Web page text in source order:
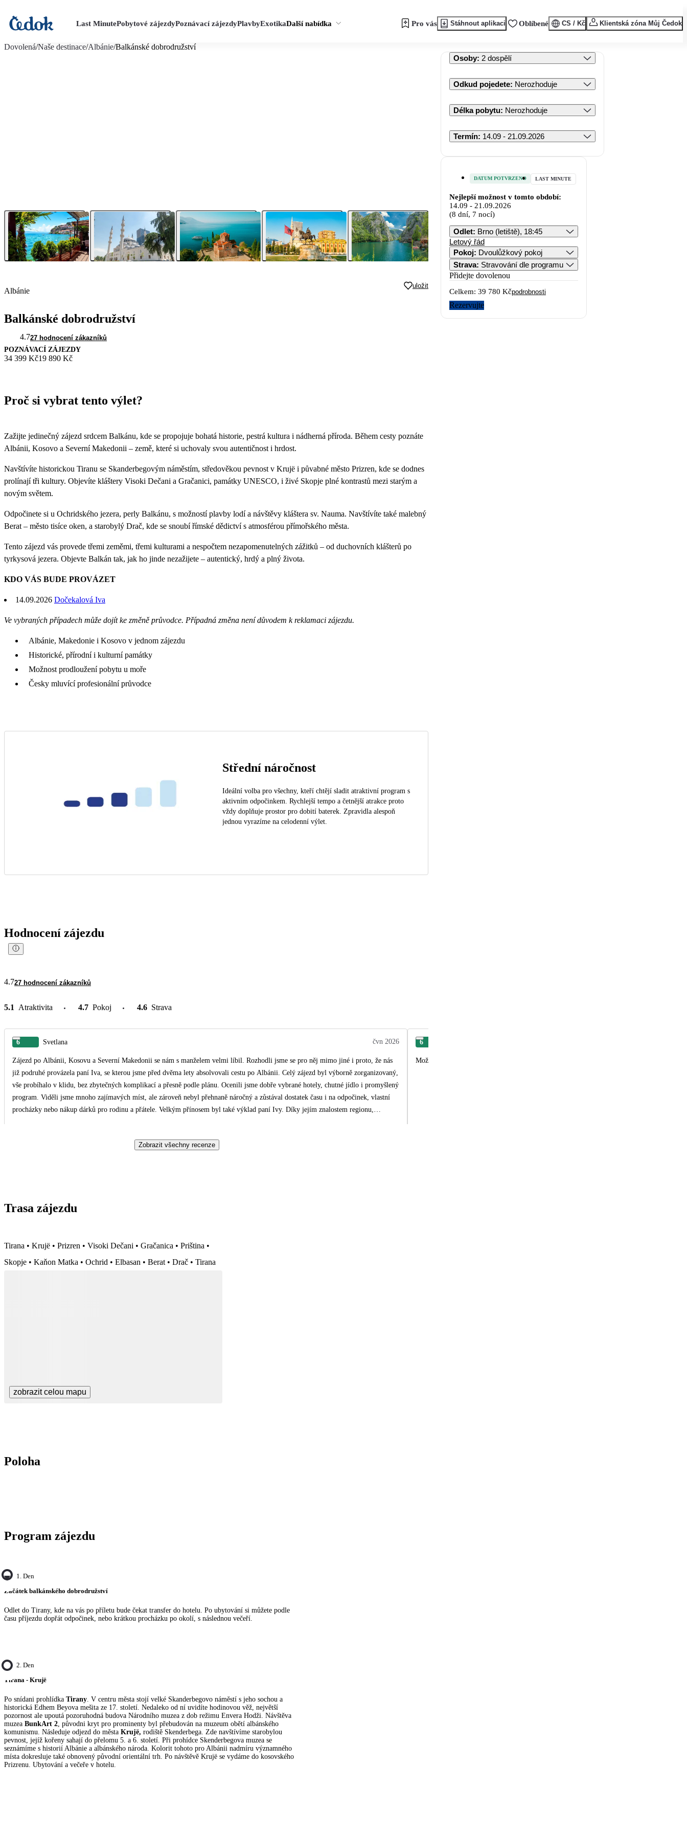
Last MinutePobytové zájezdyPoznávací zájezdyPlavbyExotikaDalší nabídka Pro vás Stáhnout aplikaci Oblíbené CS / Kč Klientská zóna Můj Čedok
Dovolená/Naše destinace/Albánie/Balkánské dobrodružství
Albánie
uložit
Balkánské dobrodružství
4.727 hodnocení zákazníků
POZNÁVACÍ ZÁJEZDY
34 399 Kč19 890 Kč
Proč si vybrat tento výlet?
Zažijte jedinečný zájezd srdcem Balkánu, kde se propojuje bohatá historie, pestrá kultura i nádherná příroda. Během cesty poznáte
Albánii, Kosovo a Severní Makedonii – země, které si uchovaly svou autentičnost i hrdost.
Navštívíte historickou Tiranu se Skanderbegovým náměstím, středověkou pevnost v Krujë i půvabné město Prizren, kde se dodnes
prolínají tři kultury. Objevíte kláštery Visoki Dečani a Gračanici, památky UNESCO, i živé Skopje plné kontrastů mezi starým a
novým světem.
Odpočinete si u Ochridského jezera, perly Balkánu, s možností plavby lodí a návštěvy kláštera sv. Nauma. Navštívíte také malebný
Berat – město tisíce oken, a starobylý Drač, kde se snoubí římské dědictví s atmosférou přímořského města.
Tento zájezd vás provede třemi zeměmi, třemi kulturami a nespočtem nezapomenutelných zážitků – od duchovních klášterů po
tyrkysová jezera. Objevte Balkán tak, jak ho jinde nezažijete – autentický, hrdý a plný života.
KDO VÁS BUDE PROVÁZET
14.09.2026 Dočekalová Iva
Ve vybraných případech může dojít ke změně průvodce. Případná změna není důvodem k reklamaci zájezdu.
Albánie, Makedonie i Kosovo v jednom zájezdu
Historické, přírodní i kulturní památky
Možnost prodloužení pobytu u moře
Česky mluvící profesionální průvodce
Střední náročnost
Ideální volba pro všechny, kteří chtějí sladit atraktivní program s
aktivním odpočinkem. Rychlejší tempo a četnější atrakce proto
vždy doplňuje prostor pro dobití baterek. Zpravidla alespoň
jednou vyrazíme na celodenní výlet.
Hodnocení zájezdu
4.727 hodnocení zákazníků
5.1 Atraktivita 4.7 Pokoj 4.6 Strava
6 Svetlana čvn 2026
Zájezd po Albánii, Kosovu a Severní Makedonii se nám s manželem velmi líbil. Rozhodli jsme se pro něj mimo jiné i proto, že nás
již podruhé provázela paní Iva, se kterou jsme před dvěma lety absolvovali cestu po Albánii. Celý zájezd byl výborně zorganizovaný,
vše probíhalo v klidu, bez zbytečných komplikací a přesně podle plánu. Ocenili jsme dobře vybrané hotely, chutné jídlo i promyšlený
program. Viděli jsme mnoho zajímavých míst, ale zároveň nebyl přehnaně náročný a zůstával dostatek času i na odpočinek, vlastní
procházky nebo nákup dárků pro rodinu a přátele. Velkým přínosem byl také výklad paní Ivy. Díky jejím znalostem regionu,
způsobem a opět s paní Ivou, rádi se zúčastníme znovu.
6
Možná vyloupání v moři, ale jinak nic ☺️
Zobrazit všechny recenze
Trasa zájezdu
Tirana • Krujë • Prizren • Visoki Dečani • Gračanica • Priština •
Skopje • Kaňon Matka • Ochrid • Elbasan • Berat • Drač • Tirana
zobrazit celou mapu
Poloha
Program zájezdu
1. Den
Začátek balkánského dobrodružství
Odlet do Tirany, kde na vás po příletu bude čekat transfer do hotelu. Po ubytování si můžete podle
času příjezdu dopřát odpočinek, nebo krátkou procházku po okolí, s následnou večeří.
2. Den
Tirana - Krujë
Po snídani prohlídka Tirany . V centru města stojí velké Skanderbegovo náměstí s jeho sochou a
historická Edhem Beyova mešita ze 17. století. Nedaleko od ní uvidíte hodinovou věž, největší
pozornost ale upoutá pozoruhodná budova Národního muzea z dob režimu Envera Hodži. Návštěva
muzea BunkArt 2 , původni kryt pro prominenty byl přebudován na muzeum obětí albánského
komunismu. Následuje odjezd do města Krujë, rodiště Skenderbega. Zde navštívíme starobylou
pevnost, jejíž kořeny sahají do přelomu 5. a 6. století. Při prohídce Skenderbegova muzea se
seznámíme s historií Albánie a albánského národa. Kolorit tohoto pro Albánii nadmíru významného
místa dokresluje také obnovený původní orientální trh. Po návštěvě Krujë se vydáme do kosovského
Prizrenu. Ubytování a večeře v hotelu.
Osoby: 2 dospělí
Odkud pojedete: Nerozhoduje
Délka pobytu: Nerozhoduje
Termín: 14.09 - 21.09.2026
DATUM POTVRZENO LAST MINUTE
Nejlepší možnost v tomto období:
14.09 - 21.09.2026
(8 dní, 7 nocí)
Odlet: Brno (letiště), 18:45
Letový řád
Pokoj: Dvoulůžkový pokoj
Strava: Stravování dle programu
Přidejte dovolenou
Celkem: 39 780 Kčpodrobnosti
Rezervujte